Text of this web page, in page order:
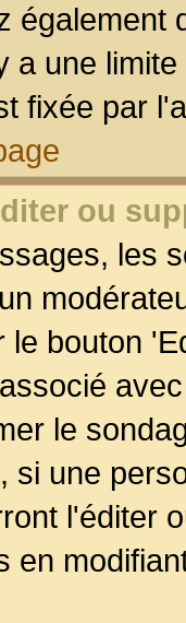
également
a une
fixée par
ou
les
le bouton
le
si une
l'éditer
en